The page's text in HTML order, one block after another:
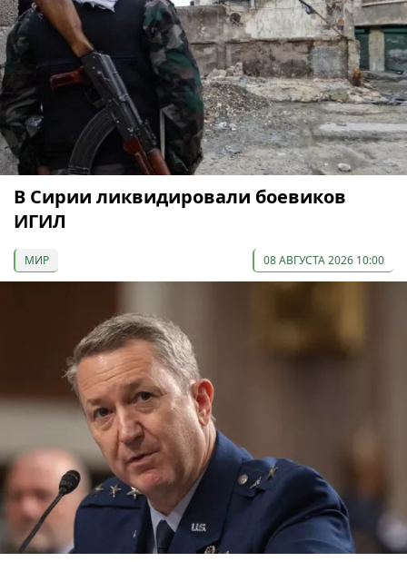
В Сирии ликвидировали боевиков
ИГИЛ
МИР 08 АВГУСТА 2026 10:00